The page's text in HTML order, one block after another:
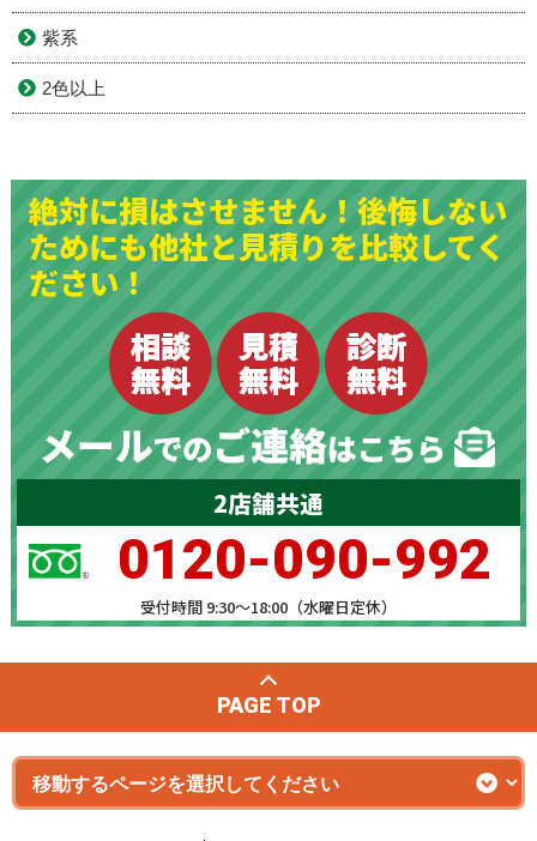
紫系
2色以上
絶対に損はさせません！後悔しない
ためにも他社と見積りを比較してく
ださい！
2店舗共通
0120-090-992
受付時間 9:30～18:00（水曜日定休）
PAGE TOP